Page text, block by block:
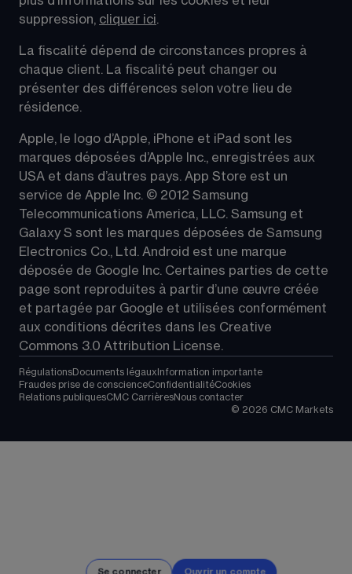
Se connecter Ouvrir un compte
suppression, cliquer ici.
La fiscalité dépend de circonstances propres à
chaque client. La fiscalité peut changer ou
présenter des différences selon votre lieu de
résidence.
Apple, le logo d’Apple, iPhone et iPad sont les
marques déposées d’Apple Inc., enregistrées aux
USA et dans d’autres pays. App Store est un
service de Apple Inc. © 2012 Samsung
Telecommunications America, LLC. Samsung et
Galaxy S sont les marques déposées de Samsung
Electronics Co., Ltd. Android est une marque
déposée de Google Inc. Certaines parties de cette
page sont reproduites à partir d’une œuvre créée
et partagée par Google et utilisées conformément
aux conditions décrites dans les Creative
Commons 3.0 Attribution License.
RégulationsDocuments légaux Information importante
Fraudes prise de conscienceConfidentialitéCookies
Relations publiquesCMC CarrièresNous contacter
© 2026 CMC Markets